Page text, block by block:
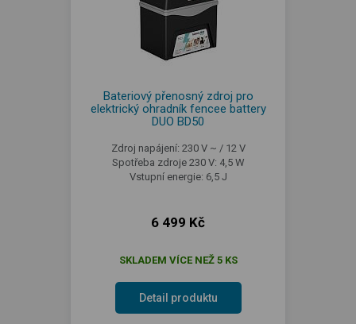
Bateriový přenosný zdroj pro
elektrický ohradník fencee battery
DUO BD50
Zdroj napájení: 230 V ~ / 12 V
Spotřeba zdroje 230 V: 4,5 W
Vstupní energie: 6,5 J
6 499 Kč
SKLADEM VÍCE NEŽ 5 KS
Detail produktu